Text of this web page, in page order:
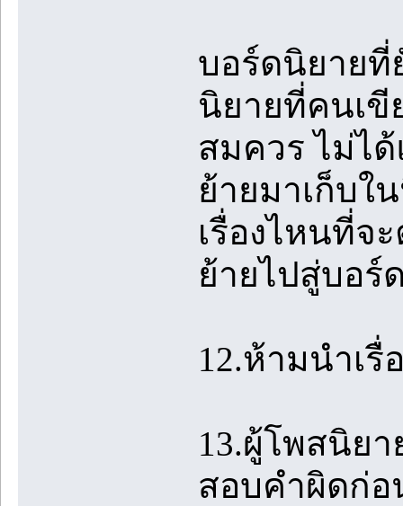
บอร์ดนิยายที่
นิยายที่คนเขี
สมควร ไม่ไ
ย้ายมาเก็บใ
เรื่องไหนที่จ
ย้ายไปสู่บอร์
12.ห้ามนำเ
13.ผู้โพสนิย
สอบคำผิดก่